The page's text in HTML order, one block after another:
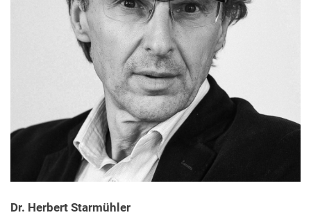
Dr. Herbert Starmühler